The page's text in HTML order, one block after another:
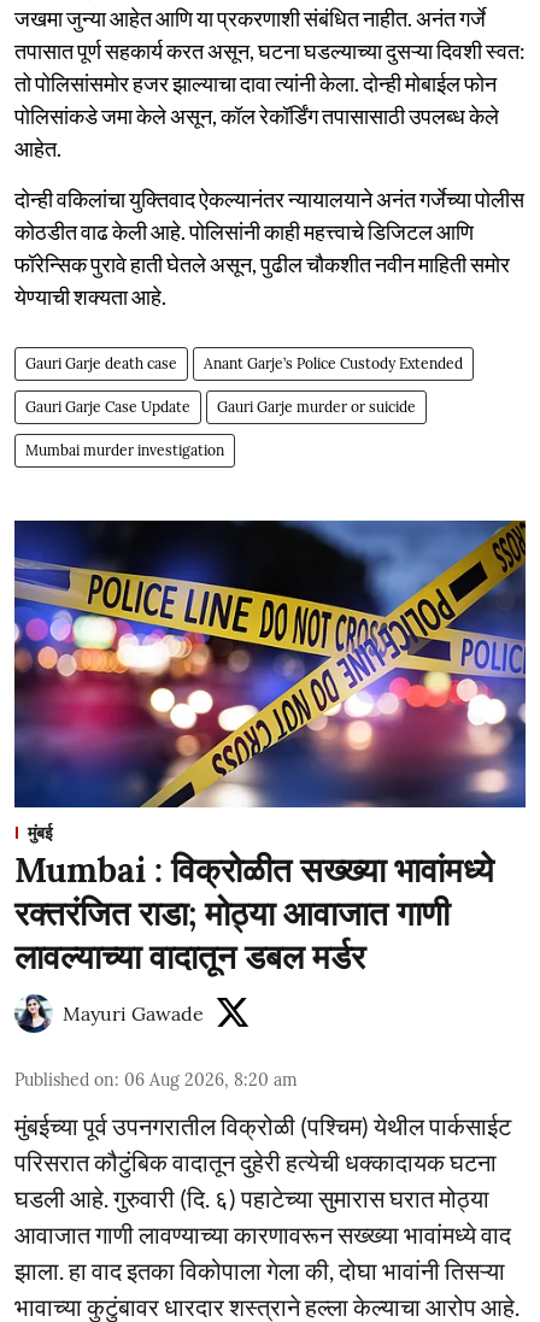
जखमा जुन्या आहेत आणि या प्रकरणाशी संबंधित नाहीत. अनंत गर्जे
तपासात पूर्ण सहकार्य करत असून, घटना घडल्याच्या दुसऱ्या दिवशी स्वत:
तो पोलिसांसमोर हजर झाल्याचा दावा त्यांनी केला. दोन्ही मोबाईल फोन
पोलिसांकडे जमा केले असून, कॉल रेकॉर्डिंग तपासासाठी उपलब्ध केले
आहेत.
दोन्ही वकिलांचा युक्तिवाद ऐकल्यानंतर न्यायालयाने अनंत गर्जेच्या पोलीस
कोठडीत वाढ केली आहे. पोलिसांनी काही महत्त्वाचे डिजिटल आणि
फॉरेन्सिक पुरावे हाती घेतले असून, पुढील चौकशीत नवीन माहिती समोर
येण्याची शक्यता आहे.
Gauri Garje death case Anant Garje’s Police Custody Extended
Gauri Garje Case Update Gauri Garje murder or suicide
Mumbai murder investigation
मुंबई
Mumbai : विक्रोळीत सख्ख्या भावांमध्ये
रक्तरंजित राडा; मोठ्या आवाजात गाणी
लावल्याच्या वादातून डबल मर्डर
Mayuri Gawade
Published on: 06 Aug 2026, 8:20 am
मुंबईच्या पूर्व उपनगरातील विक्रोळी (पश्चिम) येथील पार्कसाईट
परिसरात कौटुंबिक वादातून दुहेरी हत्येची धक्कादायक घटना
घडली आहे. गुरुवारी (दि. ६) पहाटेच्या सुमारास घरात मोठ्या
आवाजात गाणी लावण्याच्या कारणावरून सख्ख्या भावांमध्ये वाद
झाला. हा वाद इतका विकोपाला गेला की, दोघा भावांनी तिसऱ्या
भावाच्या कुटुंबावर धारदार शस्त्राने हल्ला केल्याचा आरोप आहे.